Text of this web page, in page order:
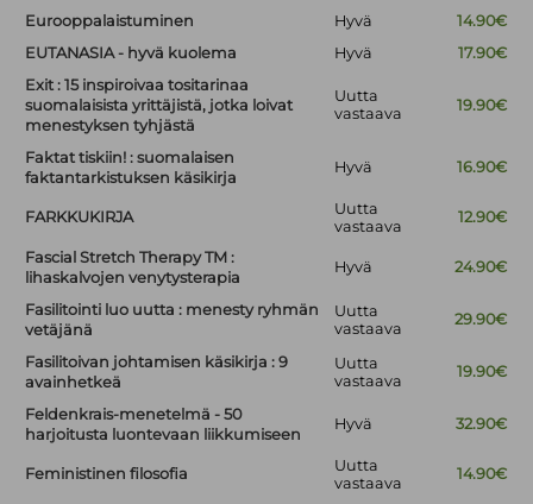
Eurooppalaistuminen Hyvä
14.90€
EUTANASIA - hyvä kuolema
Hyvä
17.90€
Exit : 15 inspiroivaa tositarinaa
suomalaisista yrittäjistä, jotka loivat
menestyksen tyhjästä
Uutta
vastaava
19.90€
Faktat tiskiin! : suomalaisen
faktantarkistuksen käsikirja
Hyvä 16.90€
FARKKUKIRJA
Uutta
vastaava
12.90€
Fascial Stretch Therapy TM :
lihaskalvojen venytysterapia
Hyvä 24.90€
Fasilitointi luo uutta : menesty ryhmän
vetäjänä
Uutta
vastaava
29.90€
Fasilitoivan johtamisen käsikirja : 9
avainhetkeä
Uutta
vastaava
19.90€
Feldenkrais-menetelmä - 50
harjoitusta luontevaan liikkumiseen
Hyvä 32.90€
Feministinen filosofia
Uutta
vastaava
14.90€